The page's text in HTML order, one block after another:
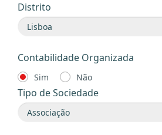
Distrito
Contabilidade Organizada
Sim Não
Tipo de Sociedade